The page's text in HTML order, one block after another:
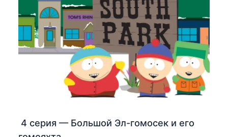
4 серия — Большой Эл-гомосек и его